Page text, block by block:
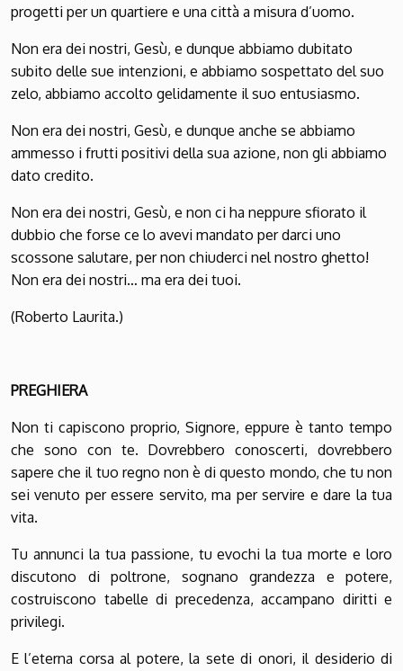
progetti per un quartiere e una città a misura d’uomo.
Non era dei nostri, Gesù, e dunque abbiamo dubitato
subito delle sue intenzioni, e abbiamo sospettato del suo
zelo, abbiamo accolto gelidamente il suo entusiasmo.
Non era dei nostri, Gesù, e dunque anche se abbiamo
ammesso i frutti positivi della sua azione, non gli abbiamo
dato credito.
Non era dei nostri, Gesù, e non ci ha neppure sfiorato il
dubbio che forse ce lo avevi mandato per darci uno
scossone salutare, per non chiuderci nel nostro ghetto!
Non era dei nostri… ma era dei tuoi.
(Roberto Laurita.)
PREGHIERA
Non ti capiscono proprio, Signore, eppure è tanto tempo
che sono con te. Dovrebbero conoscerti, dovrebbero
sapere che il tuo regno non è di questo mondo, che tu non
sei venuto per essere servito, ma per servire e dare la tua
vita.
Tu annunci la tua passione, tu evochi la tua morte e loro
discutono di poltrone, sognano grandezza e potere,
costruiscono tabelle di precedenza, accampano diritti e
privilegi.
E l’eterna corsa al potere, la sete di onori, il desiderio di